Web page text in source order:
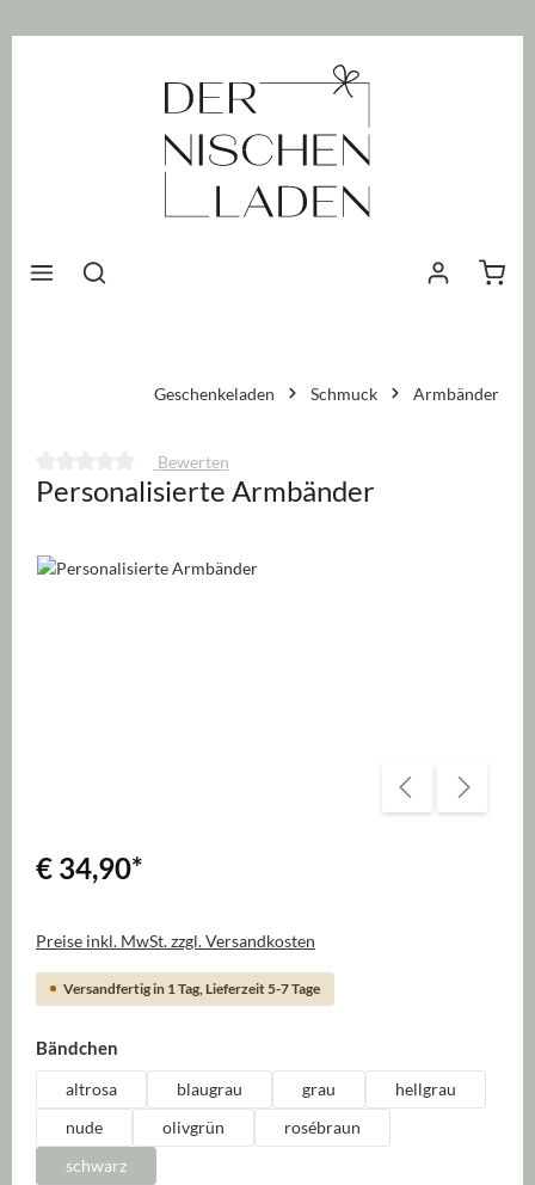
Geschenkeladen Schmuck Armbänder
Durchschnittliche Bewertung von 0 von 5 Sternen
Bewerten
Personalisierte Armbänder
Bildergalerie überspringen
€ 34,90*
Preise inkl. MwSt. zzgl. Versandkosten
Versandfertig in 1 Tag, Lieferzeit 5-7 Tage
Bändchen
altrosa blaugrau grau
hellgrau
nude
olivgrün
rosébraun
schwarz